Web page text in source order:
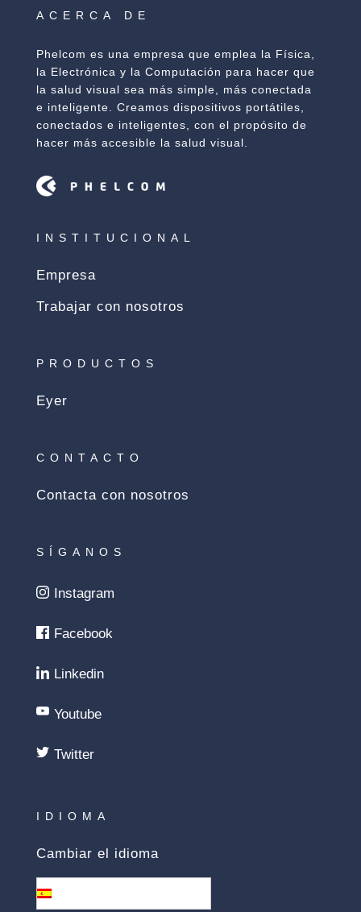
ACERCA DE
Phelcom es una empresa que emplea la Física,
la Electrónica y la Computación para hacer que
la salud visual sea más simple, más conectada
e inteligente. Creamos dispositivos portátiles,
conectados e inteligentes, con el propósito de
hacer más accesible la salud visual.
INSTITUCIONAL
Empresa
Trabajar con nosotros
PRODUCTOS
Eyer
CONTACTO
Contacta con nosotros
SÍGANOS
Instagram
Facebook
Linkedin
Youtube
Twitter
IDIOMA
Cambiar el idioma
Español